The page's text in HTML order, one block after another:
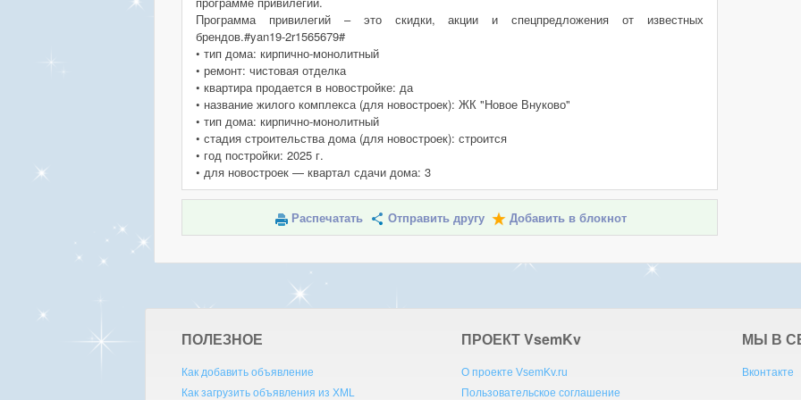
Программа привилегий – это скидки, акции и спецпредложения от известных
брендов.#yan19-2r1565679#
• тип дома: кирпично-монолитный
• ремонт: чистовая отделка
• квартира продается в новостройке: да
• название жилого комплекса (для новостроек): ЖК "Новое Внуково"
• тип дома: кирпично-монолитный
• стадия строительства дома (для новостроек): строится
• год постройки: 2025 г.
• для новостроек — квартал сдачи дома: 3
Распечатать Отправить другу Добавить в блокнот
ПОЛЕЗНОЕ
Как добавить объявление
Как загрузить объявления из XML
ПРОЕКТ VsemKv
О проекте VsemKv.ru
Пользовательское соглашение
МЫ В
Вконтакте